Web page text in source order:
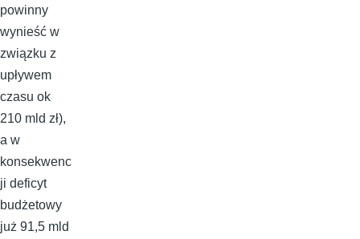
powinny
wynieść w
związku z
upływem
czasu ok
210 mld zł),
a w
konsekwenc
ji deficyt
budżetowy
już 91,5 mld